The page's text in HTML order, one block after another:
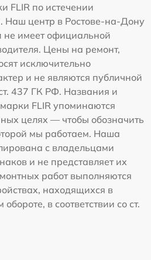
FLIR по истечении
Наш центр в Ростове-на-Дону
не имеет официальной
Цены на ремонт,
исключительно
и не являются публичной
437 ГК РФ. Названия и
FLIR упоминаются
целях — чтобы обозначить
мы работаем. Наша
с владельцами
и не представляет их
работ выполняются
находящихся в
в соответствии со ст.